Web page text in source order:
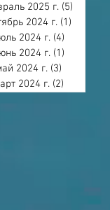
2025 г. (5)
2024 г. (1)
2024 г. (4)
2024 г. (1)
2024 г. (3)
2024 г. (2)